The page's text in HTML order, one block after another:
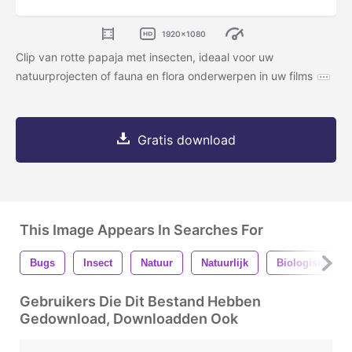
1920x1080
Clip van rotte papaja met insecten, ideaal voor uw
natuurprojecten of fauna en flora onderwerpen in uw films
Gratis download
This Image Appears In Searches For
Bugs Insect Natuur Natuurlijk Biologisch
Gebruikers Die Dit Bestand Hebben
Gedownload, Downloadden Ook